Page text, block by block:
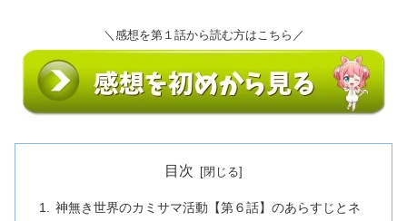
＼感想を第１話から読む方はこちら／
目次
神無き世界のカミサマ活動【第６話】のあらすじとネ